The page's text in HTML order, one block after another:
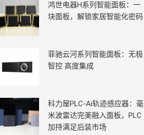
鸿世电器H系列智能面板：一
块面板，解锁家居智能化密码
菲驰云河系列智能面板：无极
智控 高度集成
科力屋PLC-Ai轨迹感应器：毫
米波雷达完美融入面板，PLC
加持满足后装市场